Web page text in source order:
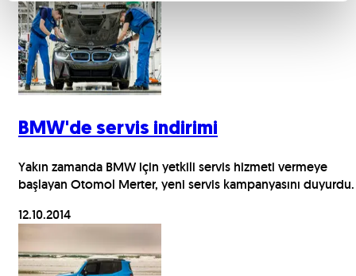
BMW'de servis indirimi
Yakın zamanda BMW için yetkili servis hizmeti vermeye
başlayan Otomol Merter, yeni servis kampanyasını duyurdu.
12.10.2014